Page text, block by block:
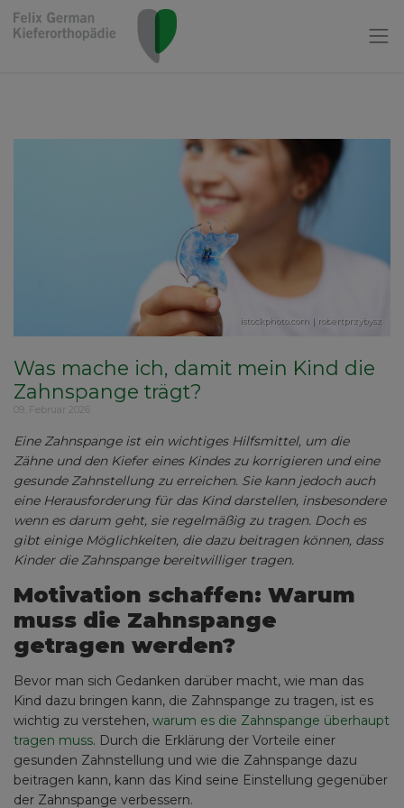
istockphoto.com | robertprzybysz
Was mache ich, damit mein Kind die
Zahnspange trägt?
09. Februar 2026
Eine Zahnspange ist ein wichtiges Hilfsmittel, um die
Zähne und den Kiefer eines Kindes zu korrigieren und eine
gesunde Zahnstellung zu erreichen. Sie kann jedoch auch
eine Herausforderung für das Kind darstellen, insbesondere
wenn es darum geht, sie regelmäßig zu tragen. Doch es
gibt einige Möglichkeiten, die dazu beitragen können, dass
Kinder die Zahnspange bereitwilliger tragen.
Motivation schaffen: Warum
muss die Zahnspange
getragen werden?
Bevor man sich Gedanken darüber macht, wie man das
Kind dazu bringen kann, die Zahnspange zu tragen, ist es
wichtig zu verstehen, warum es die Zahnspange überhaupt
tragen muss. Durch die Erklärung der Vorteile einer
gesunden Zahnstellung und wie die Zahnspange dazu
beitragen kann, kann das Kind seine Einstellung gegenüber
der Zahnspange verbessern.